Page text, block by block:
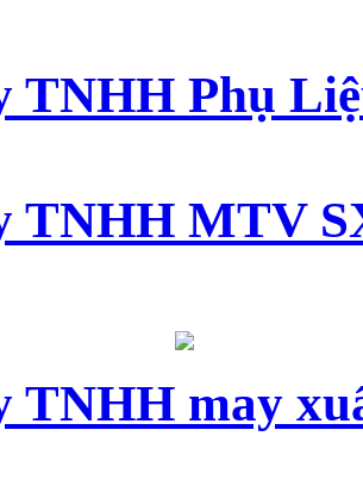
TNHH Phụ
TNHH MTV
TNHH may